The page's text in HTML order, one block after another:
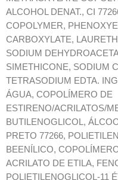
ALCOHOL DENAT., CI
COPOLYMER,
CARBOXYLATE,
SODIUM
SIMETHICONE, SODIUM
TETRASODIUM EDTA.
ÁGUA, COPOLÍMERO DE
ESTIRENO/ACRILATOS/
BUTILENOGLICOL,
PRETO 77266,
BEENÍLICO,
ACRILATO DE ETILA,
POLIETILENOGLICOL-11